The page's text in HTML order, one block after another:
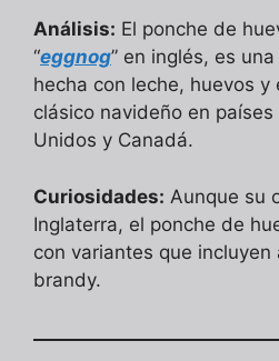
Análisis: El ponche de
“eggnog” en inglés, es
hecha con leche, huevos y
clásico navideño en
Unidos y Canadá.
Curiosidades: Aunque su
Inglaterra, el ponche de
con variantes que
brandy.